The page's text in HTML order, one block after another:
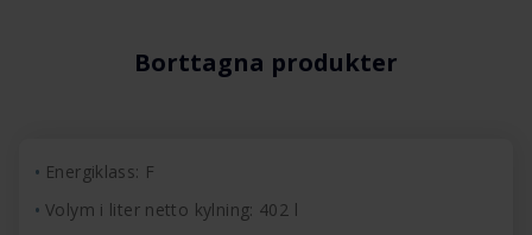
Borttagna produkter
Energiklass: F
Volym i liter netto kylning: 402 l